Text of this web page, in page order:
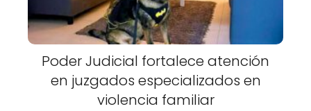
Poder Judicial fortalece atención
en juzgados especializados en
violencia familiar